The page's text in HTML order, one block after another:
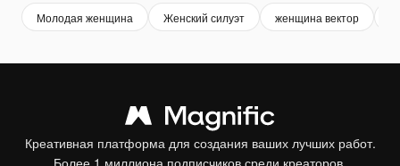
Молодая женщина Женский силуэт женщина вектор
Креативная платформа для создания ваших лучших работ.